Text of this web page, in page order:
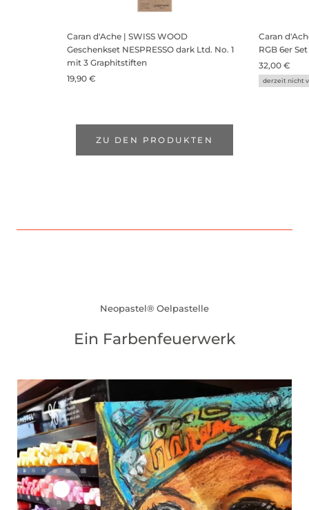
Caran d'Ache | SWISS WOOD
Geschenkset NESPRESSO dark Ltd. No. 1
mit 3 Graphitstiften
19,90 €
Caran
RGB 6er Set
32,00 €
derzeit nicht
ZU DEN PRODUKTEN
Neopastel® Oelpastelle
Ein Farbenfeuerwerk